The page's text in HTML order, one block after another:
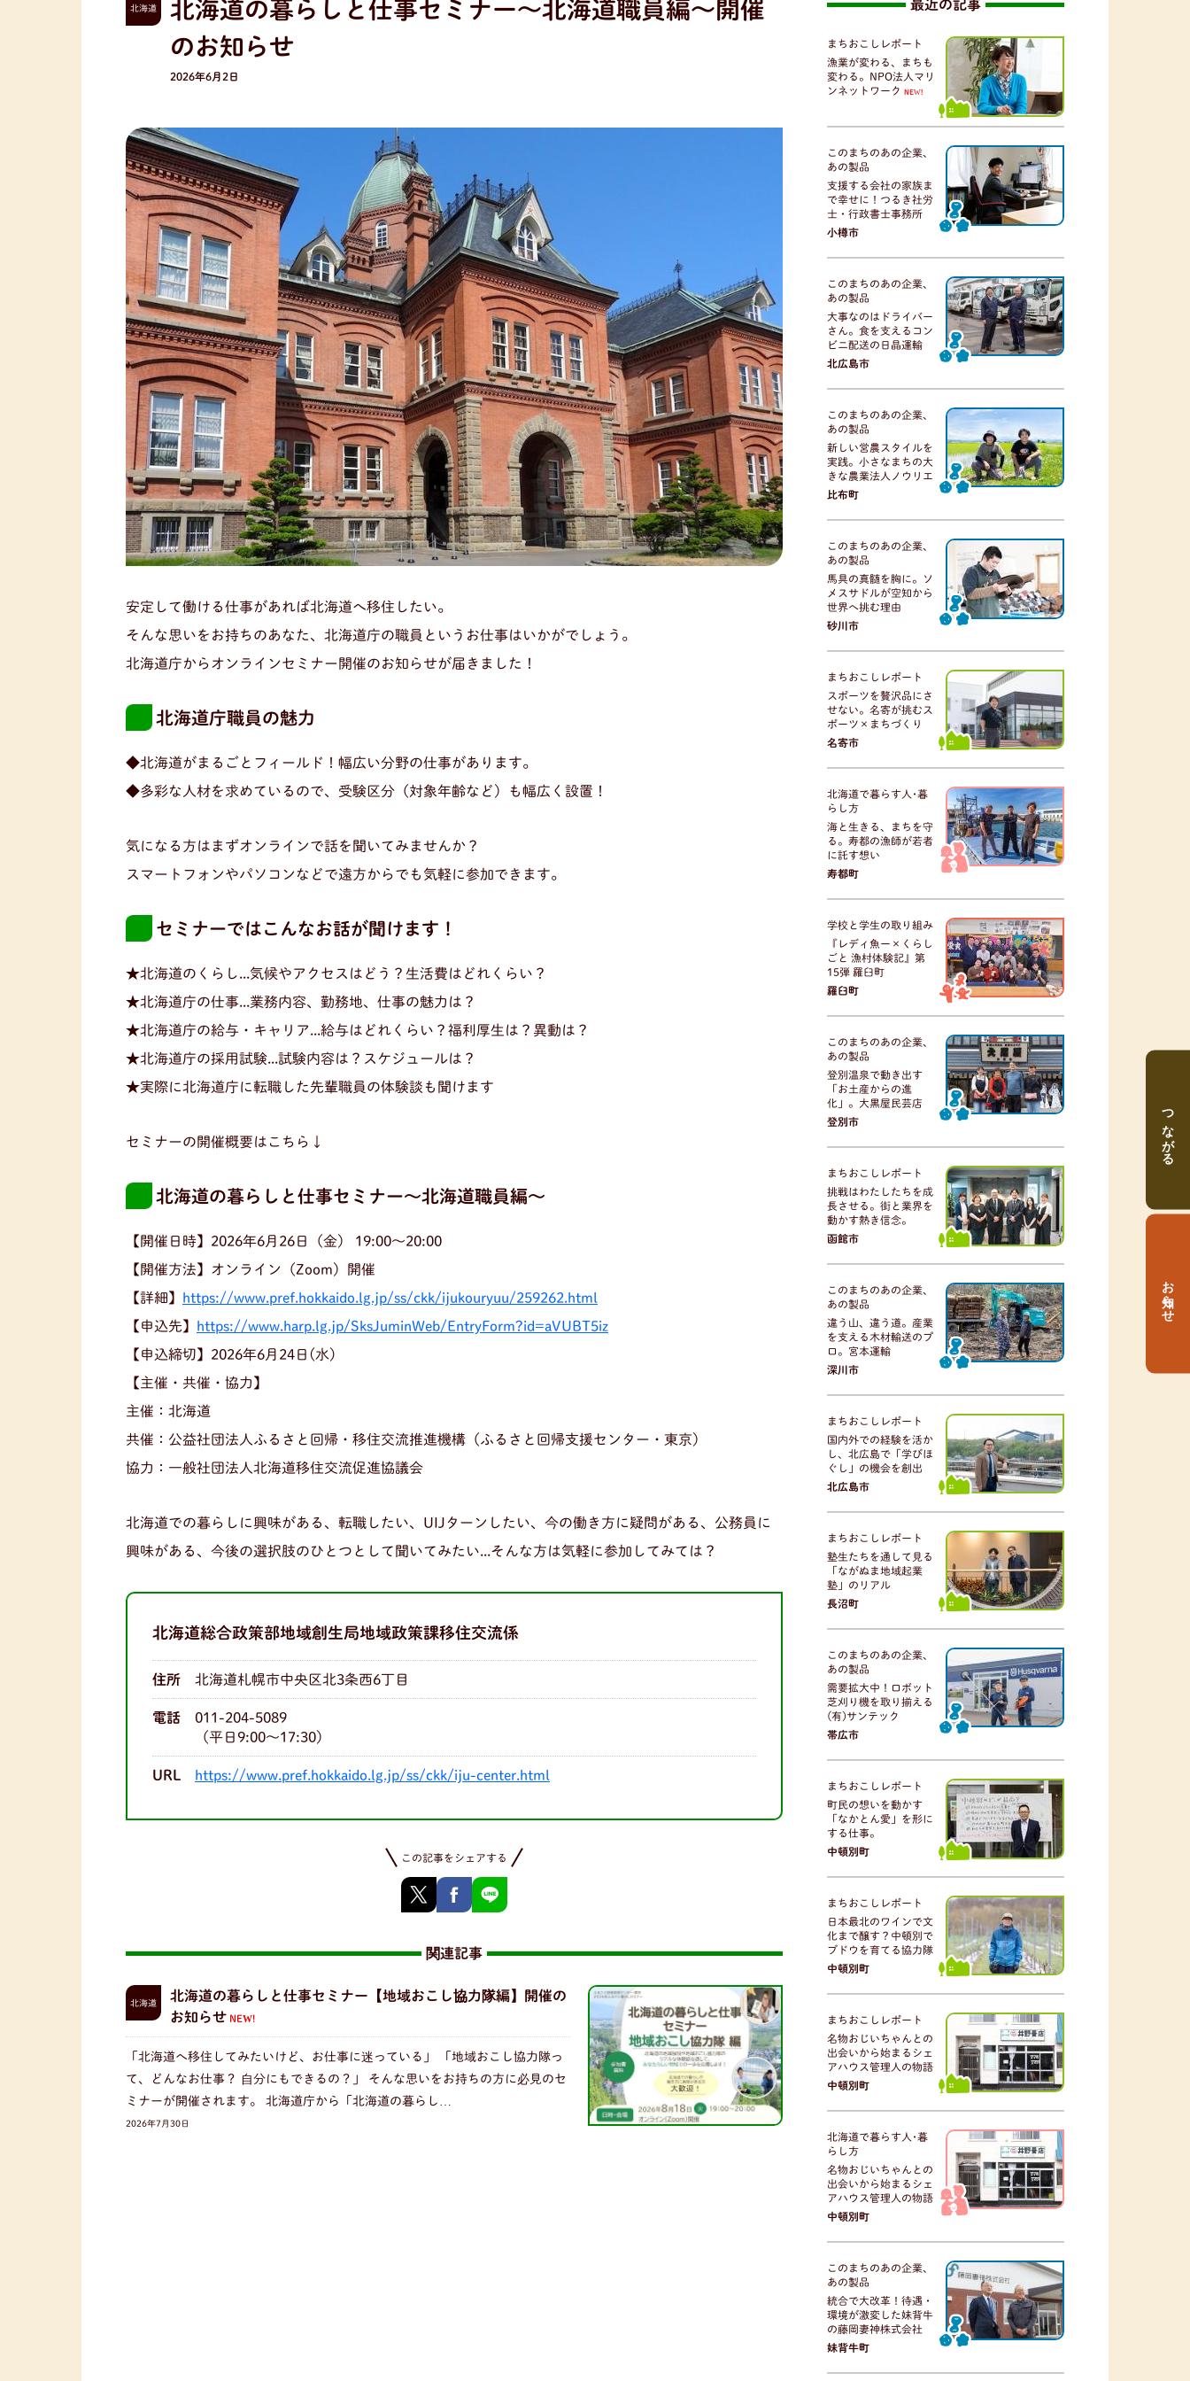
北海道
北海道の暮らしと仕事セミナー〜北海道職員編〜開催
のお知らせ
2026年6月2日
安定して働ける仕事があれば北海道へ移住したい。
そんな思いをお持ちのあなた、北海道庁の職員というお仕事はいかがでしょう。
北海道庁からオンラインセミナー開催のお知らせが届きました！
北海道庁職員の魅力
◆北海道がまるごとフィールド！幅広い分野の仕事があります。
◆多彩な人材を求めているので、受験区分（対象年齢など）も幅広く設置！
気になる方はまずオンラインで話を聞いてみませんか？
スマートフォンやパソコンなどで遠方からでも気軽に参加できます。
セミナーではこんなお話が聞けます！
★北海道のくらし...気候やアクセスはどう？生活費はどれくらい？
★北海道庁の仕事...業務内容、勤務地、仕事の魅力は？
★北海道庁の給与・キャリア...給与はどれくらい？福利厚生は？異動は？
★北海道庁の採用試験...試験内容は？スケジュールは？
★実際に北海道庁に転職した先輩職員の体験談も聞けます
セミナーの開催概要はこちら↓
北海道の暮らしと仕事セミナー〜北海道職員編〜
【開催日時】2026年6月26日（金） 19:00～20:00
【開催方法】オンライン（Zoom）開催
【詳細】
https://www.pref.hokkaido.lg.jp/ss/ckk/ijukouryuu/259262.html
【申込先】
https://www.harp.lg.jp/SksJuminWeb/EntryForm?id=aVUBT5iz
【申込締切】2026年6月24日(水)
【主催・共催・協力】
主催：北海道
共催：公益社団法人ふるさと回帰・移住交流推進機構（ふるさと回帰支援センター・東京）
協力：一般社団法人北海道移住交流促進協議会
北海道での暮らしに興味がある、転職したい、UIJターンしたい、今の働き方に疑問がある、公務員に
興味がある、今後の選択肢のひとつとして聞いてみたい...そんな方は気軽に参加してみては？
北海道総合政策部地域創生局地域政策課移住交流係
住所 北海道札幌市中央区北3条西6丁目
電話
011-204-5089
（平日9:00～17:30）
URL https://www.pref.hokkaido.lg.jp/ss/ckk/iju-center.html
この記事をシェアする
関連記事
北海道
北海道の暮らしと仕事セミナー【地域おこし協力隊編】開催の
お知らせ NEW!
「北海道へ移住してみたいけど、お仕事に迷っている」 「地域おこし協力隊っ
て、どんなお仕事？ 自分にもできるの？」 そんな思いをお持ちの方に必見のセ
ミナーが開催されます。 北海道庁から「北海道の暮らし…
2026年7月30日
最近の記事
まちおこしレポート
漁業が変わる、まちも
変わる。NPO法人マリ
ンネットワーク
NEW!
このまちのあの企業、
あの製品
支援する会社の家族ま
で幸せに！つるき社労
士・行政書士事務所
小樽市
このまちのあの企業、
あの製品
大事なのはドライバー
さん。食を支えるコン
ビニ配送の日晶運輸
北広島市
このまちのあの企業、
あの製品
新しい営農スタイルを
実践。小さなまちの大
きな農業法人ノウリエ
比布町
このまちのあの企業、
あの製品
馬具の真髄を胸に。ソ
メスサドルが空知から
世界へ挑む理由
砂川市
まちおこしレポート
スポーツを贅沢品にさ
せない。名寄が挑むス
ポーツ×まちづくり
名寄市
北海道で暮らす人･暮
らし方
海と生きる、まちを守
る。寿都の漁師が若者
に託す想い
寿都町
学校と学生の取り組み
『レディ魚ー×くらし
ごと 漁村体験記』第
15弾 羅臼町
羅臼町
このまちのあの企業、
あの製品
登別温泉で動き出す
「お土産からの進
化」。大黒屋民芸店
登別市
まちおこしレポート
挑戦はわたしたちを成
長させる。街と業界を
動かす熱き信念。
函館市
このまちのあの企業、
あの製品
違う山、違う道。産業
を支える木材輸送のプ
ロ。宮本運輸
深川市
まちおこしレポート
国内外での経験を活か
し、北広島で「学びほ
ぐし」の機会を創出
北広島市
まちおこしレポート
塾生たちを通して見る
「ながぬま地域起業
塾」のリアル
長沼町
このまちのあの企業、
あの製品
需要拡大中！ロボット
芝刈り機を取り揃える
(有)サンテック
帯広市
まちおこしレポート
町民の想いを動かす
「なかとん愛」を形に
する仕事。
中頓別町
まちおこしレポート
日本最北のワインで文
化まで醸す？中頓別で
ブドウを育てる協力隊
中頓別町
まちおこしレポート
名物おじいちゃんとの
出会いから始まるシェ
アハウス管理人の物語
中頓別町
北海道で暮らす人･暮
らし方
名物おじいちゃんとの
出会いから始まるシェ
アハウス管理人の物語
中頓別町
このまちのあの企業、
あの製品
統合で大改革！待遇・
環境が激変した妹背牛
の藤岡妻神株式会社
妹背牛町
つながる
お知らせ